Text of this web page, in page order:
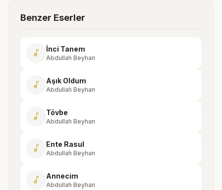
Benzer Eserler
music_note İnci Tanem
Abdullah Beyhan
music_note Aşık Oldum
Abdullah Beyhan
music_note Tövbe
Abdullah Beyhan
music_note Ente Rasul
Abdullah Beyhan
music_note Annecim
Abdullah Beyhan